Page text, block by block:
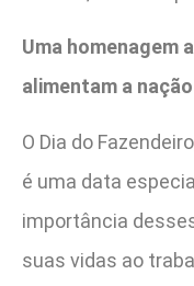
Uma homenagem
alimentam a
O Dia do
é uma data
importância
suas vidas ao